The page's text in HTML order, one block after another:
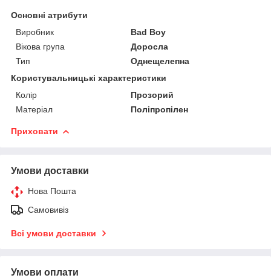
Основні атрибути
Виробник
Bad Boy
Вікова група
Доросла
Тип
Однещелепна
Користувальницькі характеристики
Колір
Прозорий
Матеріал
Поліпропілен
Приховати
Умови доставки
Нова Пошта
Самовивіз
Всі умови доставки
Умови оплати